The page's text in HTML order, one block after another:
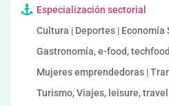
Especialización sectorial
Cultura | Deportes | Economía
Gastronomía, e-food,
Mujeres emprendedoras |
Turismo, Viajes, leisure, travel